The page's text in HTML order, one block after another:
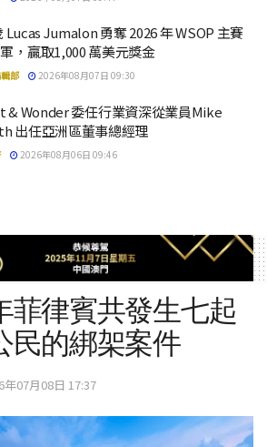
Lucas Jumalon 勇奪 2026 年 WSOP 主賽
，贏取1,000 萬美元獎金
部 2026年08月07日 09:30
& Wonder 委任行業資深從業員Mike
出任亞洲區董事總經理
2026年08月06日 09:46
菲律賓共發生七起
民的綁架案件
年07月08日 17:37